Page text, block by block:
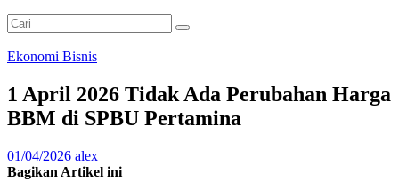
Ekonomi Bisnis
1 April 2026 Tidak Ada Perubahan Harga
BBM di SPBU Pertamina
01/04/2026 alex
Bagikan Artikel ini